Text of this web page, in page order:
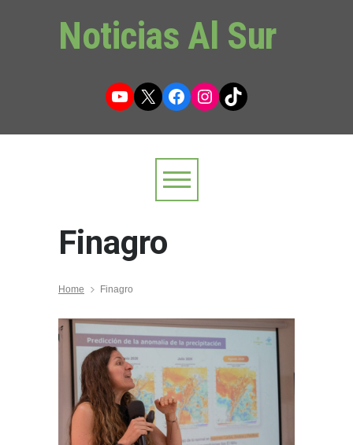
Noticias Al Sur
YouTube
X Facebook
Instagram
TikTok
Finagro
Home Finagro